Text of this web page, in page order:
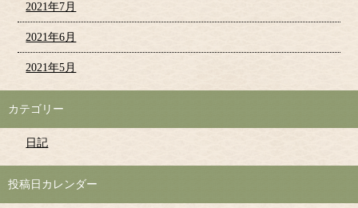
2021年7月
2021年6月
2021年5月
カテゴリー
日記
投稿日カレンダー